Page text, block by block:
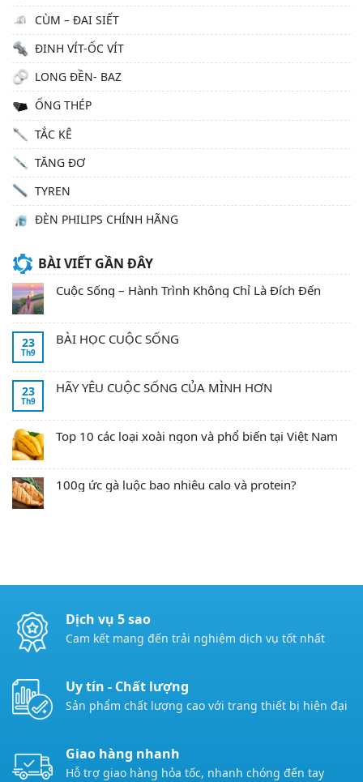
CÙM – ĐAI SIẾT
ĐINH VÍT-ỐC VÍT
LONG ĐỀN- BAZ
ỐNG THÉP
TẮC KÊ
TĂNG ĐƠ
TYREN
ĐÈN PHILIPS CHÍNH HÃNG
BÀI VIẾT GẦN ĐÂY
Cuộc Sống – Hành Trình Không Chỉ Là Đích Đến
23
Th9
BÀI HỌC CUỘC SỐNG
23
Th9
HÃY YÊU CUỘC SỐNG CỦA MÌNH HƠN
Top 10 các loại xoài ngon và phổ biến tại Việt Nam
100g ức gà luộc bao nhiêu calo và protein?
Dịch vụ 5 sao
Cam kết mang đến trải nghiệm dịch vụ tốt nhất
Uy tín - Chất lượng
Sản phẩm chất lượng cao với trang thiết bị hiện đại
Giao hàng nhanh
Hỗ trợ giao hàng hỏa tốc, nhanh chóng đến tay